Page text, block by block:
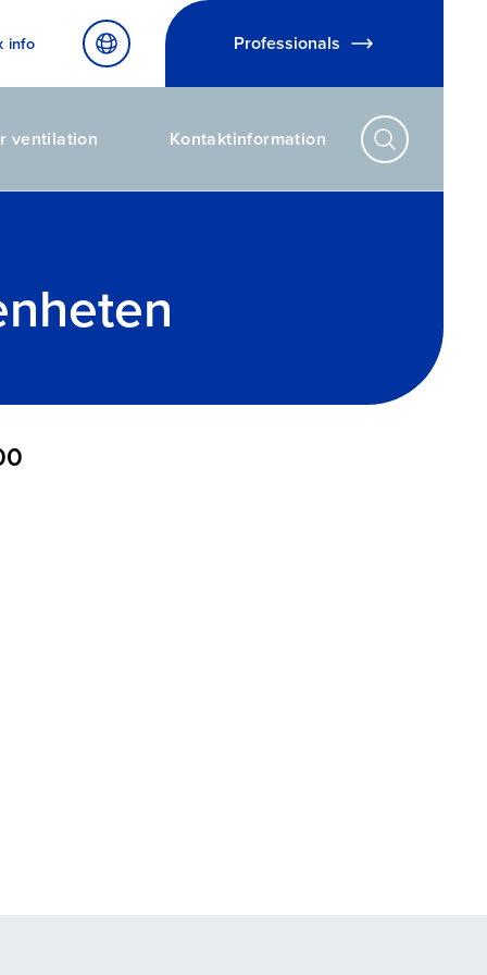
info Professionals
ventilation Kontaktinformation